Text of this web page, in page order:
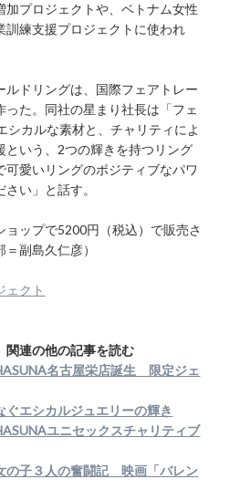
加プロジェクトや、ベトナム女性
訓練支援プロジェクトに使われ
ルドリングは、国際フェアトレー
った。同社の星まり社長は「フェ
シカルな素材と、チャリティによ
という、2つの輝きを持つリング
可愛いリングのポジティブなパワ
い」と話す。
ョップで5200円（税込）で販売さ
副島久仁彦）
ェクト
関連の他の記事を読む
名古屋栄店誕生 限定ジェ
ぐエシカルジュエリーの輝き
ユニセックスチャリティブ
の子３人の奮闘記 映画「バレン